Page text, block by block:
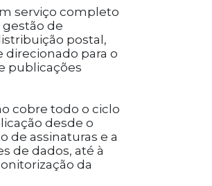
serviço completo
de
postal,
para o
publicações
cobre todo o ciclo
desde o
de assinaturas e a
de dados, até à
da